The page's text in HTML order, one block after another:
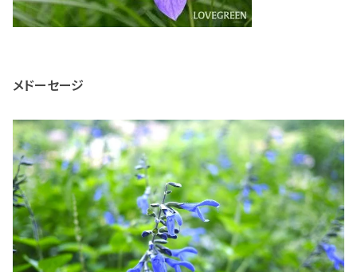
メドーセージ